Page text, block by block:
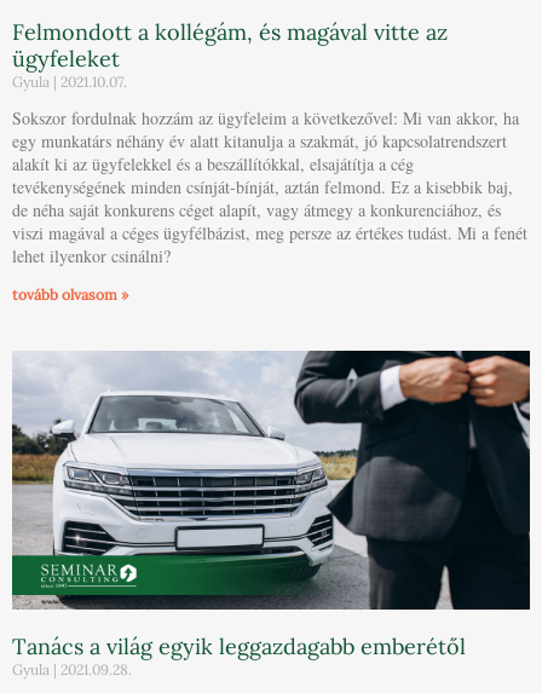
Felmondott a kollégám, és magával vitte az
ügyfeleket
Gyula 2021.10.07.
Sokszor fordulnak hozzám az ügyfeleim a következővel: Mi van akkor, ha
egy munkatárs néhány év alatt kitanulja a szakmát, jó kapcsolatrendszert
alakít ki az ügyfelekkel és a beszállítókkal, elsajátítja a cég
tevékenységének minden csínját-bínját, aztán felmond. Ez a kisebbik baj,
de néha saját konkurens céget alapít, vagy átmegy a konkurenciához, és
viszi magával a céges ügyfélbázist, meg persze az értékes tudást. Mi a fenét
lehet ilyenkor csinálni?
tovább olvasom »
Tanács a világ egyik leggazdagabb emberétől
Gyula 2021.09.28.